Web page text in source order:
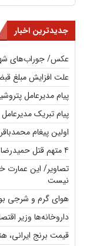
جدیدترین اخبار
عکس/ جوراب‌های
علت افزایش مبلغ
پیام مدیرعامل
پیام تبریک
اولین پیغام
۴ متهم قتل حمیدرضا رجب‌زاده دستگیر شدند
تصاویر/ این عمارت
نیست
هوای گرم و شرجی
داروخانه‌ها وزیر
قیمت برنج ایرانی،